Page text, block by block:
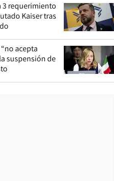
3 requerimiento
Kaiser tras
acepta
suspensión de